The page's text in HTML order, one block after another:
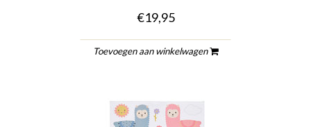
€19,95
Toevoegen aan winkelwagen